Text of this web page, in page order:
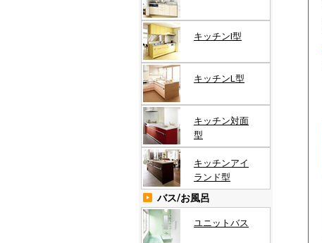
キッチンI型
キッチンL型
キッチン対面
型
キッチンアイ
ランド型
バス/お風呂
ユニットバス